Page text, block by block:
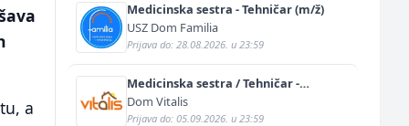
a
Medicinska sestra - Tehničar (m/ž)
USZ Dom Familia
Prijava do: 28.08.2026. u 23:59
Medicinska sestra / Tehničar -
Njegovatelj (m/ž)
Dom Vitalis
Prijava do: 05.09.2026. u 23:59